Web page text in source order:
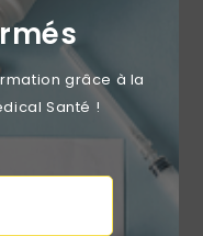
grâce à la
Santé !
favorite_border